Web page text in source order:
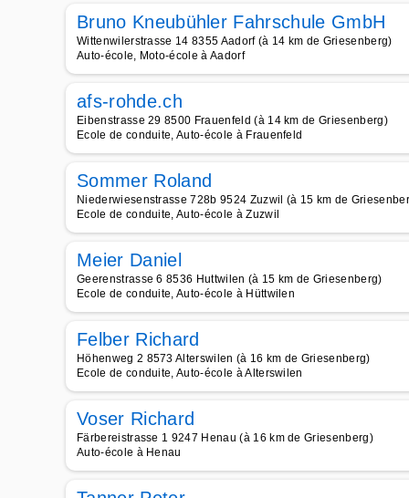
Bruno Kneubühler Fahrschule GmbH
Wittenwilerstrasse 14 8355 Aadorf (à 14 km de Griesenberg)
Auto-école, Moto-école à Aadorf
afs-rohde.ch
Eibenstrasse 29 8500 Frauenfeld (à 14 km de Griesenberg)
Ecole de conduite, Auto-école à Frauenfeld
Sommer Roland
Niederwiesenstrasse 728b 9524 Zuzwil (à 15 km de
Ecole de conduite, Auto-école à Zuzwil
Meier Daniel
Geerenstrasse 6 8536 Huttwilen (à 15 km de Griesenberg)
Ecole de conduite, Auto-école à Hüttwilen
Felber Richard
Höhenweg 2 8573 Alterswilen (à 16 km de Griesenberg)
Ecole de conduite, Auto-école à Alterswilen
Voser Richard
Färbereistrasse 1 9247 Henau (à 16 km de Griesenberg)
Auto-école à Henau